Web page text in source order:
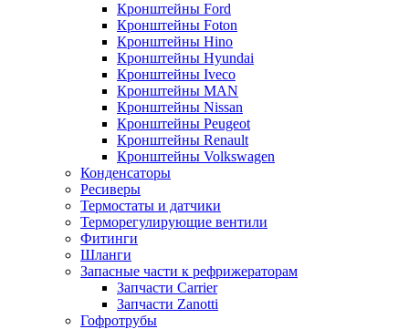
Кронштейны Ford
Кронштейны Foton
Кронштейны Hino
Кронштейны Hyundai
Кронштейны Iveco
Кронштейны MAN
Кронштейны Nissan
Кронштейны Peugeot
Кронштейны Renault
Кронштейны Volkswagen
Конденсаторы
Ресиверы
Термостаты и датчики
Терморегулирующие вентили
Фитинги
Шланги
Запасные части к рефрижераторам
Запчасти Carrier
Запчасти Zanotti
Гофротрубы